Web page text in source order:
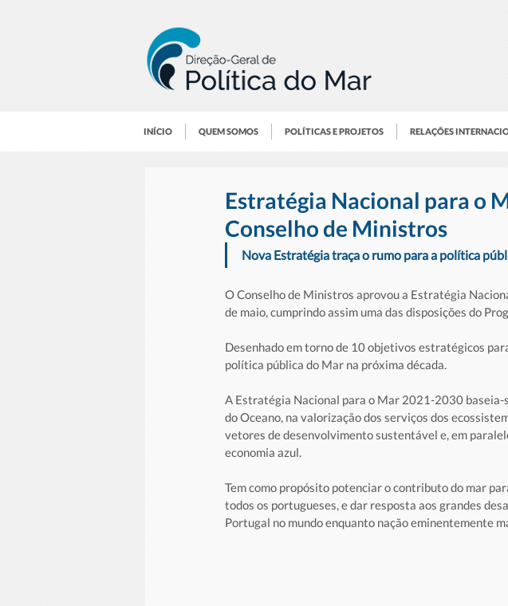
INÍCIO QUEM SOMOS POLÍTICAS E PROJETOS RELAÇÕES
Estratégia Nacional para o
Conselho de Ministros
Nova Estratégia traça o rumo para a política
O Conselho de Ministros aprovou a Estratégia
de maio, cumprindo assim uma das disposições do
Desenhado em torno de 10 objetivos estratégicos
política pública do Mar na próxima década.
A Estratégia Nacional para o Mar 2021-2030
do Oceano, na valorização dos serviços dos
vetores de desenvolvimento sustentável e, em
economia azul.
Tem como propósito potenciar o contributo do mar
todos os portugueses, e dar resposta aos grandes
Portugal no mundo enquanto nação eminentemente